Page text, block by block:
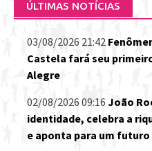
ÚLTIMAS NOTÍCIAS
03/08/2026 21:42
Castela fará seu
Alegre
02/08/2026 09:16 João
identidade, celebra a
e aponta para um